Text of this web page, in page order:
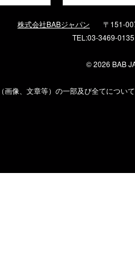
株式会社BABジャパン
〒151-
TEL:03-3469-
©2026 BAB
画像、文章等）の一部及び全てについ